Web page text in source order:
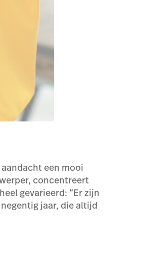
een mooi
concentreert
gevarieerd: “Er zijn
jaar, die altijd